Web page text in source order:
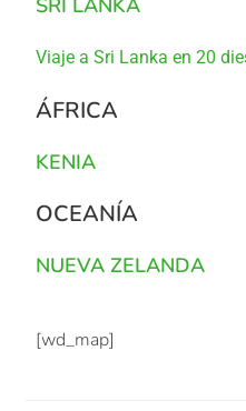
Viaje a Sri Lanka en 20
ÁFRICA
KENIA
OCEANÍA
NUEVA ZELANDA
[wd_map]